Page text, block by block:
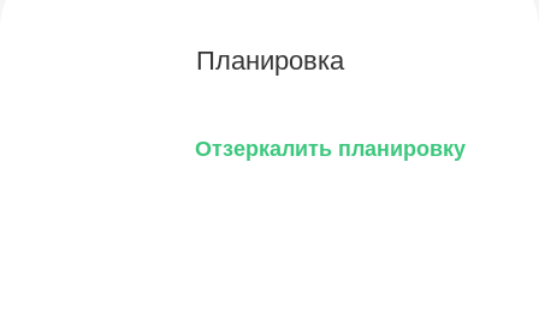
Планировка
Отзеркалить планировку